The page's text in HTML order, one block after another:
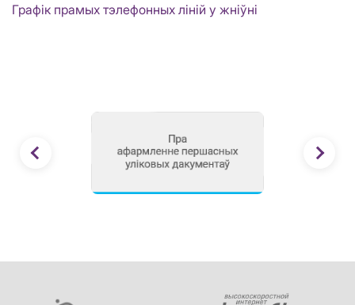
Графік прамых тэлефонных ліній у жніўні